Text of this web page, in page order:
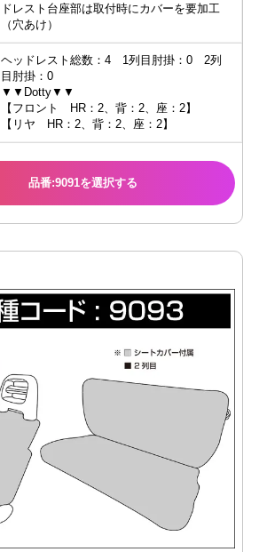
ドレスト台座部は取付時にカバーを要加工
（穴あけ）
ヘッドレスト総数：4 1列目肘掛：0 2列
目肘掛：0
▼▼Dotty▼▼
【フロント HR：2、背：2、座：2】
【リヤ HR：2、背：2、座：2】
品番:9091を選択する